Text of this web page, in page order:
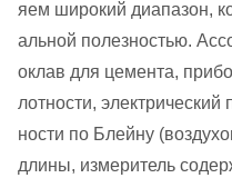
яем широкий диапазон,
альной полезностью.
оклав для цемента,
лотности,
ности по Блейну
длины, измеритель